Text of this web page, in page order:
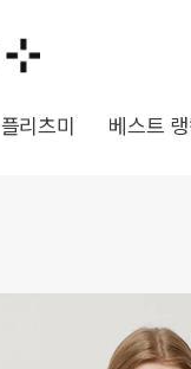
플리츠미 베스트